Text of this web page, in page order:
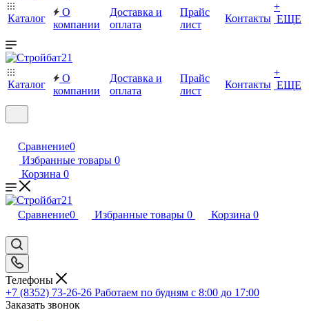
Каталог
О
компании
Доставка и
оплата
Прайс
лист
Контакты
+
ЕЩЕ
Каталог
О
компании
Доставка и
оплата
Прайс
лист
Контакты
+
ЕЩЕ
Сравнение0
Избранные товары 0
Корзина 0
Сравнение0 Избранные товары 0 Корзина 0
Телефоны
+7 (8352) 73-26-26 Работаем по будням с 8:00 до 17:00
Заказать звонок